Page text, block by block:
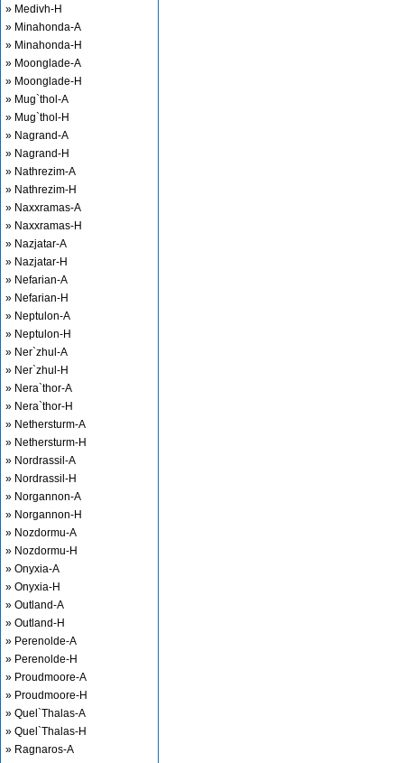
» Medivh-H
» Minahonda-A
» Minahonda-H
» Moonglade-A
» Moonglade-H
» Mug`thol-A
» Mug`thol-H
» Nagrand-A
» Nagrand-H
» Nathrezim-A
» Nathrezim-H
» Naxxramas-A
» Naxxramas-H
» Nazjatar-A
» Nazjatar-H
» Nefarian-A
» Nefarian-H
» Neptulon-A
» Neptulon-H
» Ner`zhul-A
» Ner`zhul-H
» Nera`thor-A
» Nera`thor-H
» Nethersturm-A
» Nethersturm-H
» Nordrassil-A
» Nordrassil-H
» Norgannon-A
» Norgannon-H
» Nozdormu-A
» Nozdormu-H
» Onyxia-A
» Onyxia-H
» Outland-A
» Outland-H
» Perenolde-A
» Perenolde-H
» Proudmoore-A
» Proudmoore-H
» Quel`Thalas-A
» Quel`Thalas-H
» Ragnaros-A